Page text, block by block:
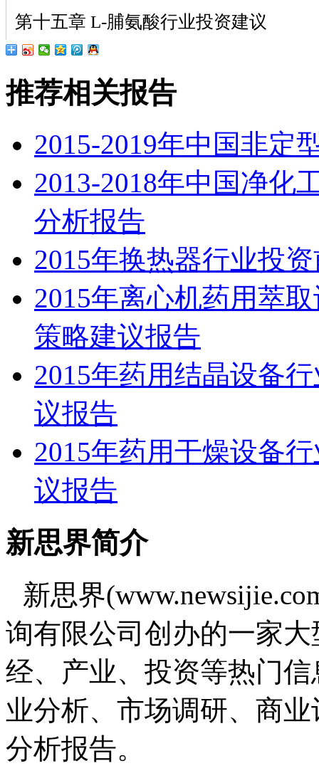
第十五章 L-脯氨酸行业投资建议
推荐相关报告
2015-2019年中国非定
2013-2018年中国净化
分析报告
2015年换热器行业投
2015年离心机药用萃
策略建议报告
2015年药用结晶设备
议报告
2015年药用干燥设备
议报告
新思界简介
新思界
询有限公司创办的一家
经、产业、投资等热门
业分析、市场调研、商
分析报告。